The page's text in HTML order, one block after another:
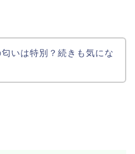
いは特別？続きも気にな